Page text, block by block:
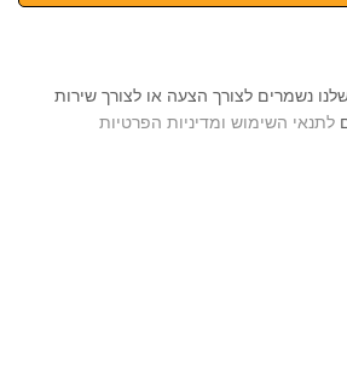
נשמרים לצורך הצעה או לצורך שירות
לתנאי השימוש ומדיניות הפרטיות